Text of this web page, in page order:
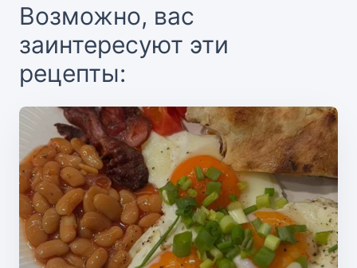
Возможно, вас
заинтересуют эти
рецепты: